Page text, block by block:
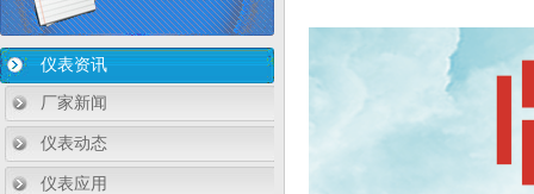
仪表资讯
厂家新闻
仪表动态
仪表应用